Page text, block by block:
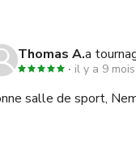
Thomas A.a
il y a 9 mois
salle de sport,